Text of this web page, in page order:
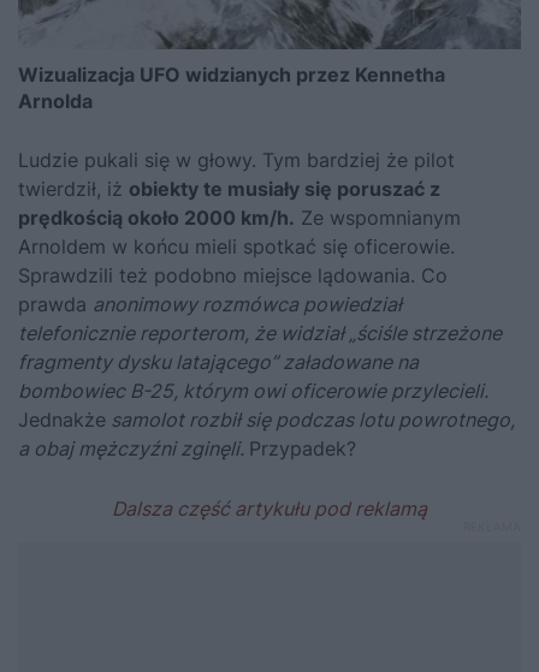
Wizualizacja UFO widzianych przez Kennetha
Arnolda
Ludzie pukali się w głowy. Tym bardziej że pilot
twierdził, iż obiekty te musiały się poruszać z
prędkością około 2000 km/h. Ze wspomnianym
Arnoldem w końcu mieli spotkać się oficerowie.
Sprawdzili też podobno miejsce lądowania. Co
prawda anonimowy rozmówca powiedział
telefonicznie reporterom, że widział „ściśle strzeżone
fragmenty dysku latającego” załadowane na
bombowiec B-25, którym owi oficerowie przylecieli.
Jednakże samolot rozbił się podczas lotu powrotnego,
a obaj mężczyźni zginęli. Przypadek?